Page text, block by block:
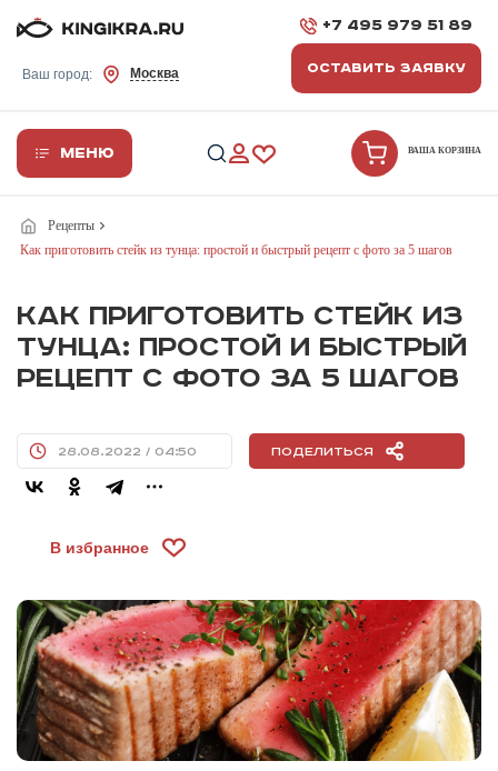
Ваш город: Москва
+7 495 979 51 89
ОСТАВИТЬ ЗАЯВКУ
Меню ВАША КОРЗИНА
Рецепты
Как приготовить стейк из тунца: простой и быстрый рецепт с фото за 5 шагов
КАК ПРИГОТОВИТЬ СТЕЙК ИЗ
ТУНЦА: ПРОСТОЙ И БЫСТРЫЙ
РЕЦЕПТ С ФОТО ЗА 5 ШАГОВ
28.08.2022 / 04:50 Поделиться
В избранное